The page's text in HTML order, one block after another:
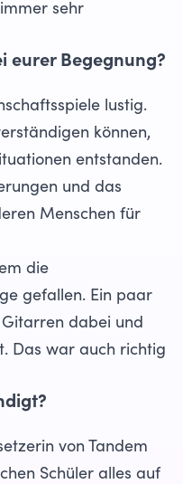
sehr
eurer Begegnung?
lustig.
können,
entstanden.
und das
Menschen für
die
gefallen. Ein paar
dabei und
Das war auch richtig
von Tandem
Schüler alles auf